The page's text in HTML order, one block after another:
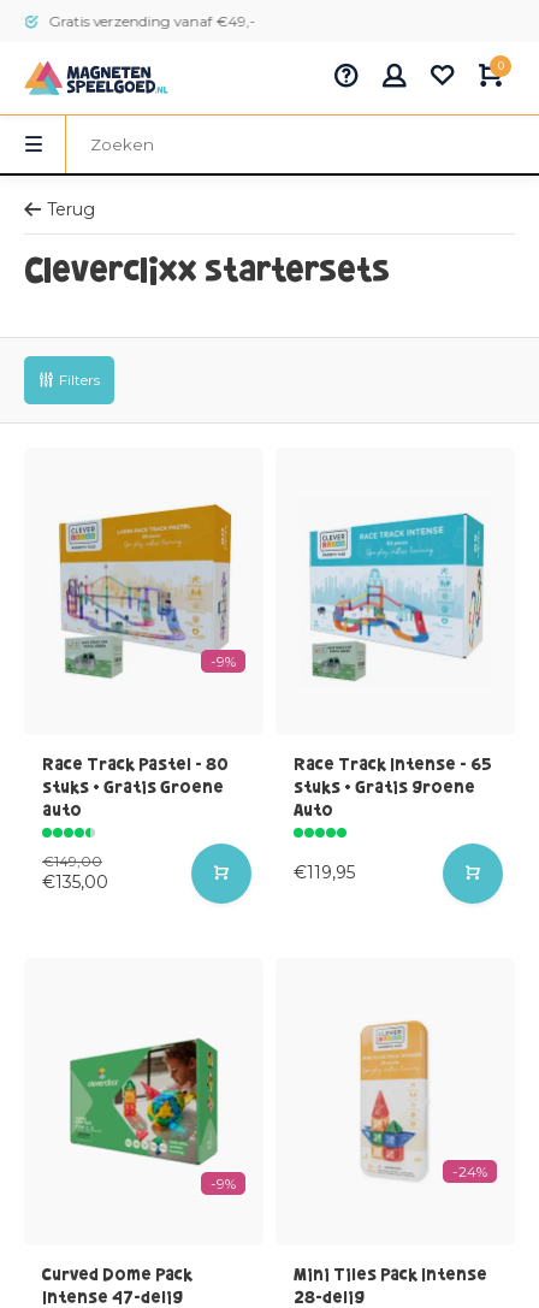
Gratis verzending vanaf €49,-
0
Terug
Cleverclixx startersets
Filters
-9%
Race Track Pastel - 80
stuks + Gratis Groene
auto
€149,00
€135,00
Race Track Intense - 65
stuks + Gratis groene
Auto
€119,95
-9%
Curved Dome Pack
Intense 47-delig
-24%
Mini Tiles Pack Intense
28-delig